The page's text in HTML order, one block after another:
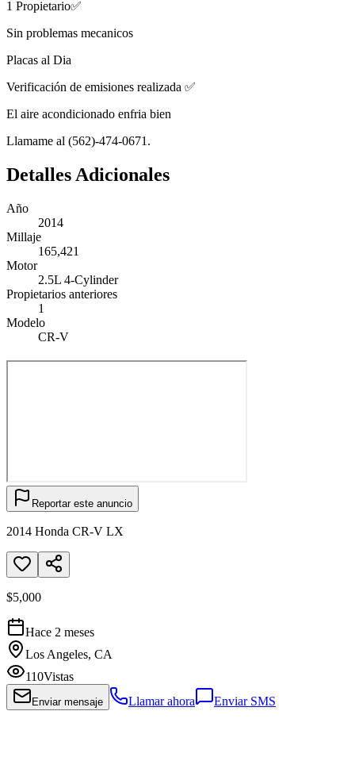
1 Propietario✅
Sin problemas mecanicos
Placas al Dia
Verificación de emisiones realizada ✅
El aire acondicionado enfria bien
Llamame al (562)-474-0671.
Detalles Adicionales
Año
2014
Millaje
165,421
Motor
2.5L 4-Cylinder
Propietarios anteriores
1
Modelo
CR-V
Reportar este anuncio
2014 Honda CR-V LX
$5,000
Hace 2 meses
Los Angeles, CA
110Vistas
Enviar mensaje Llamar ahora Enviar SMS